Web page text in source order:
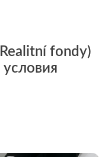
fondy)